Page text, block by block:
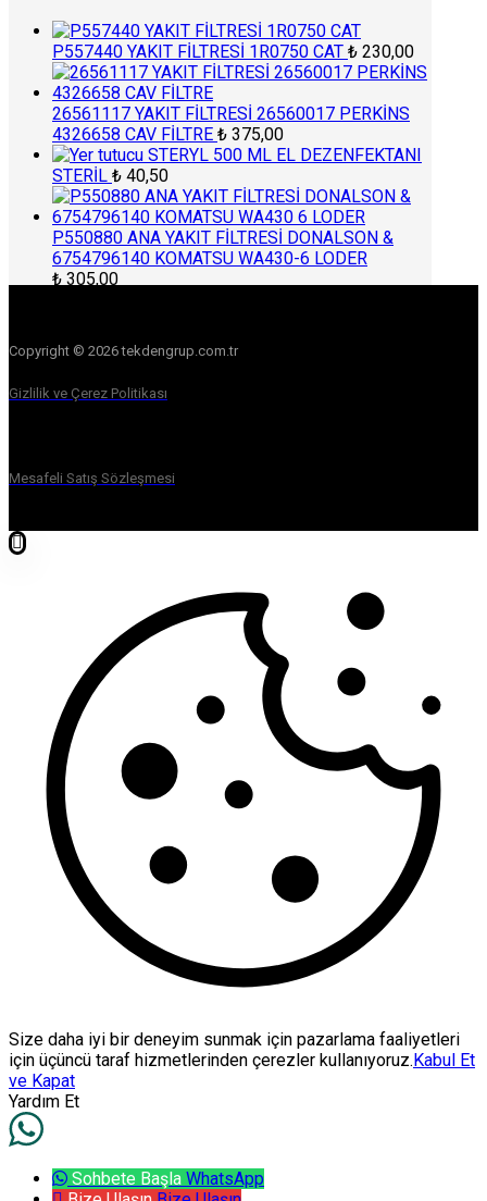
P557440 YAKIT FİLTRESİ 1R0750 CAT ₺ 230,00
26561117 YAKIT FİLTRESİ 26560017 PERKİNS
4326658 CAV FİLTRE ₺ 375,00
STERYL 500 ML EL DEZENFEKTANI
STERİL ₺ 40,50
P550880 ANA YAKIT FİLTRESİ DONALSON &
6754796140 KOMATSU WA430-6 LODER
₺ 305,00
Copyright © 2026 tekdengrup.com.tr
Gizlilik ve Çerez Politikası
Mesafeli Satış Sözleşmesi
Size daha iyi bir deneyim sunmak için pazarlama faaliyetleri
için üçüncü taraf hizmetlerinden çerezler kullanıyoruz. Kabul Et
ve Kapat
Yardım Et
Sohbete Başla WhatsApp